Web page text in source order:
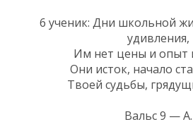
6 ученик: Дни школьной
удивления,
Им нет цены и опыт
Они исток, начало
Твоей судьбы,
Вальс 9 — А.